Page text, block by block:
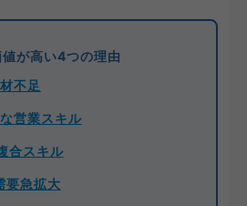
が高い4つの理由
不足
営業スキル
合スキル
要急拡大